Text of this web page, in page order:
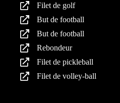
Filet de golf
But de football
But de football
Rebondeur
Filet de pickleball
Filet de volley-ball